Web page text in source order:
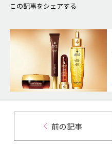
この記事をシェアする
前の記事